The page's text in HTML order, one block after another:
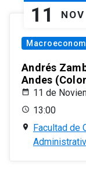
11 NOV
Andrés
Andes
11 de
13:00
Facultad de